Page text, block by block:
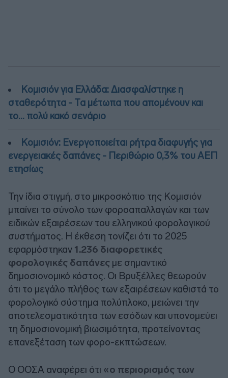
Κομισιόν για Ελλάδα: Διασφαλίστηκε η
σταθερότητα - Τα μέτωπα που απομένουν και
το… πολύ κακό σενάριο
Κομισιόν: Ενεργοποιείται ρήτρα διαφυγής για
ενεργειακές δαπάνες - Περιθώριο 0,3% του ΑΕΠ
ετησίως
Την ίδια στιγμή, στο μικροσκόπιο της Κομισιόν
μπαίνει το σύνολο των φοροαπαλλαγών και των
ειδικών εξαιρέσεων του ελληνικού φορολογικού
συστήματος. Η έκθεση τονίζει ότι το 2025
εφαρμόστηκαν 1.236 διαφορετικές
φορολογικές δαπάνες με σημαντικό
δημοσιονομικό κόστος. Οι Βρυξέλλες θεωρούν
ότι το μεγάλο πλήθος των εξαιρέσεων καθιστά το
φορολογικό σύστημα πολύπλοκο, μειώνει την
αποτελεσματικότητα των εσόδων και υπονομεύει
τη δημοσιονομική βιωσιμότητα, προτείνοντας
επανεξέταση των φορο-εκπτώσεων.
Ο ΟΟΣΑ αναφέρει ότι «ο περιορισμός των